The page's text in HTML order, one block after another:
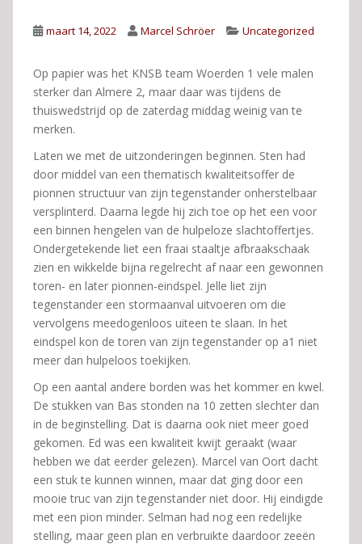
maart 14, 2022 Marcel Schröer Uncategorized
Op papier was het KNSB team Woerden 1 vele malen
sterker dan Almere 2, maar daar was tijdens de
thuiswedstrijd op de zaterdag middag weinig van te
merken.
Laten we met de uitzonderingen beginnen. Sten had
door middel van een thematisch kwaliteitsoffer de
pionnen structuur van zijn tegenstander onherstelbaar
versplinterd. Daarna legde hij zich toe op het een voor
een binnen hengelen van de hulpeloze slachtoffertjes.
Ondergetekende liet een fraai staaltje afbraakschaak
zien en wikkelde bijna regelrecht af naar een gewonnen
toren- en later pionnen-eindspel. Jelle liet zijn
tegenstander een stormaanval uitvoeren om die
vervolgens meedogenloos uiteen te slaan. In het
eindspel kon de toren van zijn tegenstander op a1 niet
meer dan hulpeloos toekijken.
Op een aantal andere borden was het kommer en kwel.
De stukken van Bas stonden na 10 zetten slechter dan
in de beginstelling. Dat is daarna ook niet meer goed
gekomen. Ed was een kwaliteit kwijt geraakt (waar
hebben we dat eerder gelezen). Marcel van Oort dacht
een stuk te kunnen winnen, maar dat ging door een
mooie truc van zijn tegenstander niet door. Hij eindigde
met een pion minder. Selman had nog een redelijke
stelling, maar geen plan en verbruikte daardoor zeeën